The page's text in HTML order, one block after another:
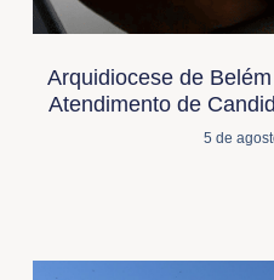
Arquidiocese de
Atendimento de
5 de